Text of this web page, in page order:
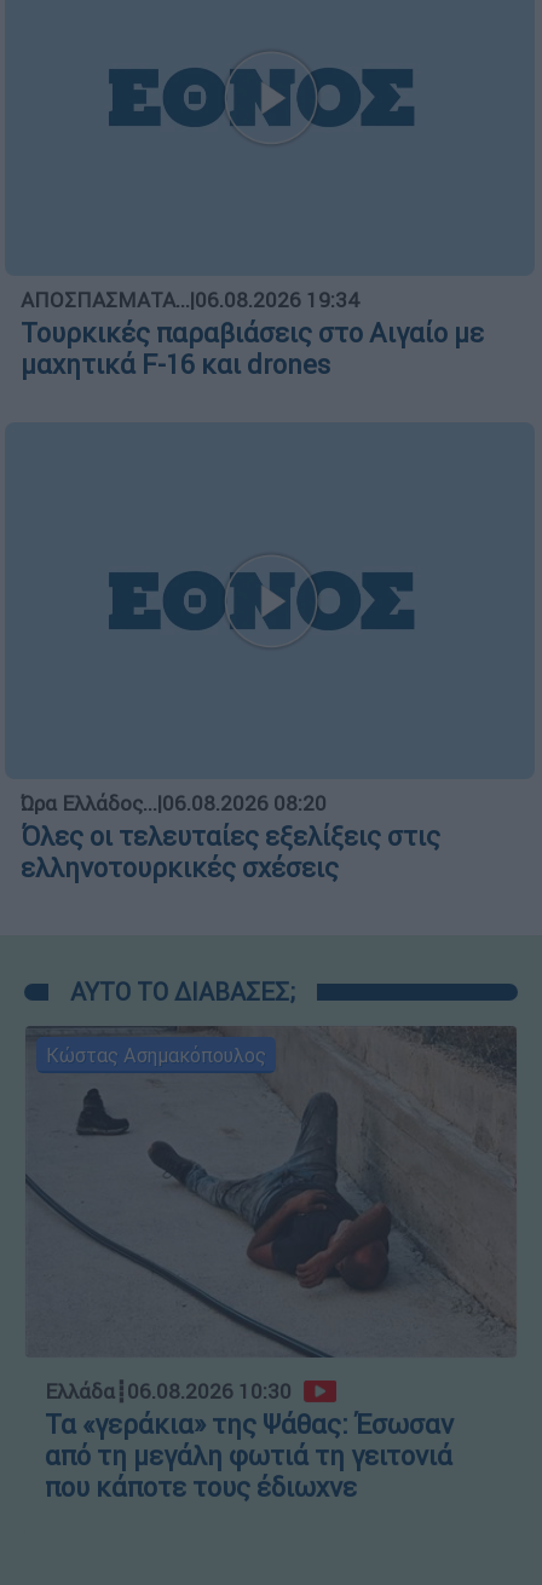
ΑΠΟΣΠΑΣΜΑΤΑ...|06.08.2026 19:34
Τουρκικές παραβιάσεις στο Αιγαίο με
μαχητικά F-16 και drones
Ώρα Ελλάδος...|06.08.2026 08:20
Όλες οι τελευταίες εξελίξεις στις
ελληνοτουρκικές σχέσεις
ΑΥΤΟ ΤΟ ΔΙΑΒΑΣΕΣ;
Κώστας Ασημακόπουλος
Ελλάδα┋06.08.2026 10:30
Τα «γεράκια» της Ψάθας: Έσωσαν
από τη μεγάλη φωτιά τη γειτονιά
που κάποτε τους έδιωχνε